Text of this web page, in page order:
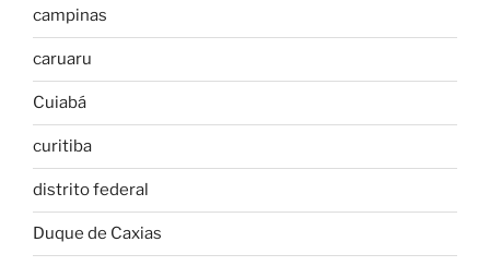
campinas
caruaru
Cuiabá
curitiba
distrito federal
Duque de Caxias